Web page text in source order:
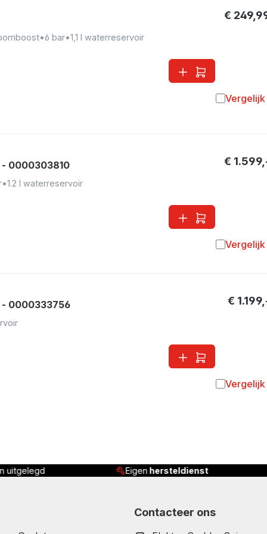
•6 bar•1,1 l waterreservoir
€
Vergelijk
- 0000303810
•1.2 l waterreservoir
€
Vergelijk
- 0000333756 €
Vergelijk
uitgelegd Eigen hersteldienst
Contacteer ons